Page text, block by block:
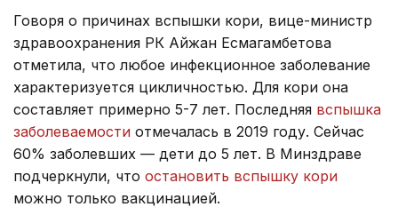
Говоря о причинах вспышки кори, вице-министр
здравоохранения РК Айжан Есмагамбетова
отметила, что любое инфекционное заболевание
характеризуется цикличностью. Для кори она
составляет примерно 5-7 лет. Последняя вспышка
заболеваемости отмечалась в 2019 году. Сейчас
60% заболевших — дети до 5 лет. В Минздраве
подчеркнули, что остановить вспышку кори
можно только вакцинацией.